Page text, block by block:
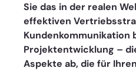
Sie das in der realen
effektiven
Kundenkommunikation
Projektentwicklung –
Aspekte ab, die für